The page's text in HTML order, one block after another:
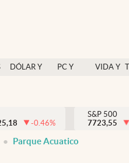
DÓLAR Y
PC Y
VIDA Y
México
-0.46%
S&P 500
7723,55
Parque Acuatico